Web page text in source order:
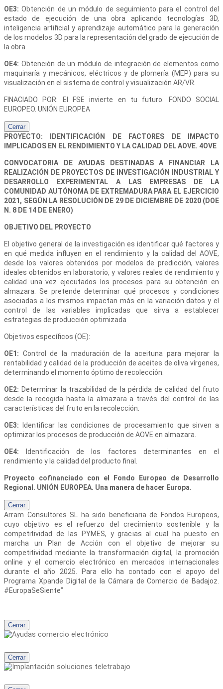
OE3: Obtención de un módulo de seguimiento para el control del
estado de ejecución de una obra aplicando tecnologías 3D,
inteligencia artificial y aprendizaje automático para la generación
de los modelos 3D para la representación del grado de ejecución de
la obra.
OE4: Obtención de un módulo de integración de elementos como
maquinaría y mecánicos, eléctricos y de plomería (MEP) para su
visualización en el sistema de control y visualización AR/VR.
FINACIADO POR: El FSE invierte en tu futuro. FONDO SOCIAL
EUROPEO. UNIÓN EUROPEA
Cerrar
PROYECTO: IDENTIFICACIÓN DE FACTORES DE IMPACTO
IMPLICADOS EN EL RENDIMIENTO Y LA CALIDAD DEL AOVE. 4OVE
CONVOCATORIA DE AYUDAS DESTINADAS A FINANCIAR LA
REALIZACIÓN DE PROYECTOS DE INVESTIGACIÓN INDUSTRIAL Y
DESARROLLO EXPERIMENTAL A LAS EMPRESAS DE LA
COMUNIDAD AUTÓNOMA DE EXTREMADURA PARA EL EJERCICIO
2021, SEGÚN LA RESOLUCIÓN DE 29 DE DICIEMBRE DE 2020 (DOE
N. 8 DE 14 DE ENERO)
OBJETIVO DEL PROYECTO
El objetivo general de la investigación es identificar qué factores y
en qué medida influyen en el rendimiento y la calidad del AOVE,
desde los valores obtenidos por modelos de predicción, valores
ideales obtenidos en laboratorio, y valores reales de rendimiento y
calidad una vez ejecutados los procesos para su obtención en
almazara. Se pretende determinar qué procesos y condiciones
asociadas a los mismos impactan más en la variación datos y el
control de las variables implicadas que sirva a establecer
estrategias de producción optimizada
Objetivos específicos (OE):
OE1: Control de la maduración de la aceituna para mejorar la
rentabilidad y calidad de la producción de aceites de oliva vírgenes,
determinando el momento óptimo de recolección.
OE2: Determinar la trazabilidad de la pérdida de calidad del fruto
desde la recogida hasta la almazara a través del control de las
características del fruto en la recolección.
OE3:
Identificar las condiciones de procesamiento que sirven a
optimizar los procesos de producción de AOVE en almazara.
OE4:
Identificación de los factores determinantes en el
rendimiento y la calidad del producto final.
Proyecto cofinanciado con el Fondo Europeo de Desarrollo
Regional. UNIÓN EUROPEA. Una manera de hacer Europa.
Cerrar
Arram Consultores SL
ha sido beneficiaria de Fondos Europeos,
cuyo objetivo es el refuerzo del crecimiento sostenible y la
competitividad de las PYMES, y gracias al cual ha puesto en
marcha un Plan de Acción con el objetivo de mejorar su
competitividad mediante la transformación digital, la promoción
online y el comercio electrónico en mercados internacionales
durante el año 2025. Para ello ha contado con el apoyo del
Programa Xpande Digital de la Cámara de Comercio de Badajoz.
#EuropaSeSiente”
Cerrar
Cerrar